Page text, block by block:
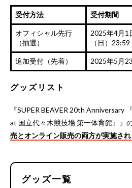
受付方法 受付期間
オフィシャル先行
（抽選）
2025年4月1
（日）23:59
追加受付（先着） 2025年5月
グッズリスト
『SUPER BEAVER 20th Anniversary
at 国立代々木競技場 第一体育館』』
売とオンライン販売の両方が実施され
グッズ一覧